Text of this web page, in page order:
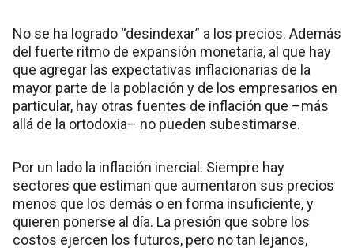
No se ha logrado “desindexar” a los precios. Además
del fuerte ritmo de expansión monetaria, al que hay
que agregar las expectativas inflacionarias de la
mayor parte de la población y de los empresarios en
particular, hay otras fuentes de inflación que –más
allá de la ortodoxia– no pueden subestimarse.
Por un lado la inflación inercial. Siempre hay
sectores que estiman que aumentaron sus precios
menos que los demás o en forma insuficiente, y
quieren ponerse al día. La presión que sobre los
costos ejercen los futuros, pero no tan lejanos,